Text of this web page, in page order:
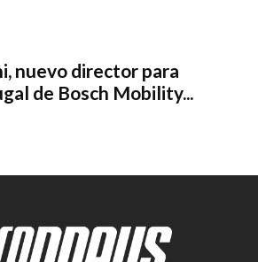
nuevo director para
de Bosch Mobility...